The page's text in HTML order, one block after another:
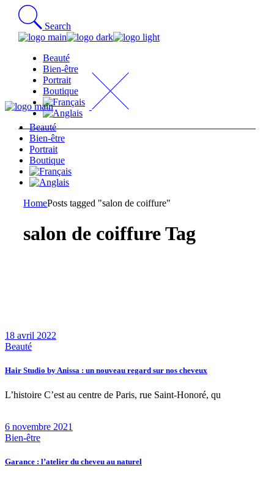
Skip
content
Search
Beauté
Bien-être
Portrait
Boutique
Beauté
Bien-être
Portrait
Boutique
HomePosts tagged "salon de coiffure"
salon de coiffure Tag
18 avril 2022
Beauté
Hair Studio by Anissa : un nouveau regard sur nos cheveux
L’histoire C’est au centre de Paris, rue Saint-Honoré, qu
6 novembre 2021
Bien-être
Garance : l’atelier du cheveu au naturel